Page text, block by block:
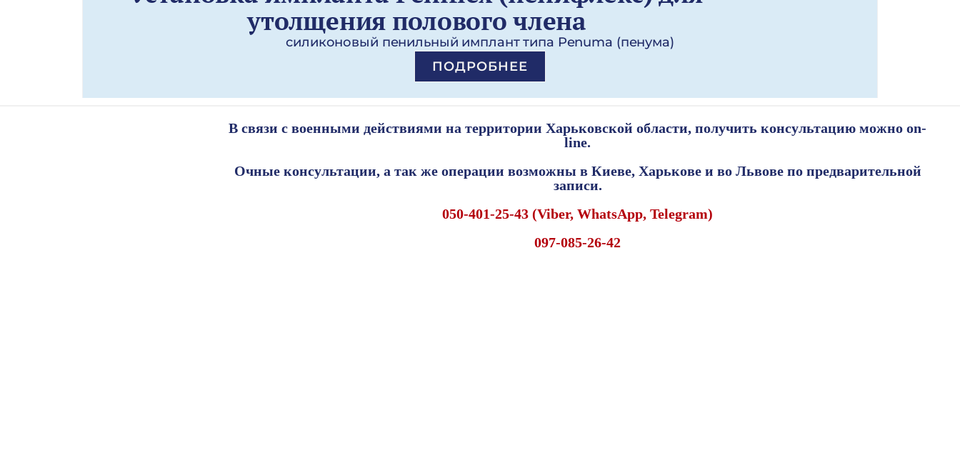
утолщения полового члена
силиконовый пенильный имплант типа Penuma (пенума)
ПОДРОБНЕЕ
В связи с военными действиями на территории Xapькoвcкoй области, получить консультацию можно on-
line.
Очные консультации, а так же операции возможны в Киеве, Харькове и во Львове по предварительной
записи.
050-401-25-43 (Viber, WhatsApp, Telegram)
097-085-26-42